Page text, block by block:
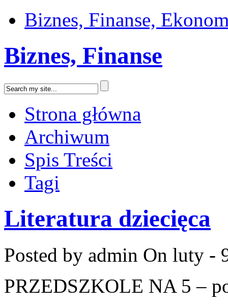
Biznes, Finanse,
Biznes, Finanse
Strona główna
Archiwum
Spis Treści
Tagi
Literatura dziecięca
Posted by admin On luty -
PRZEDSZKOLE NA 5 –